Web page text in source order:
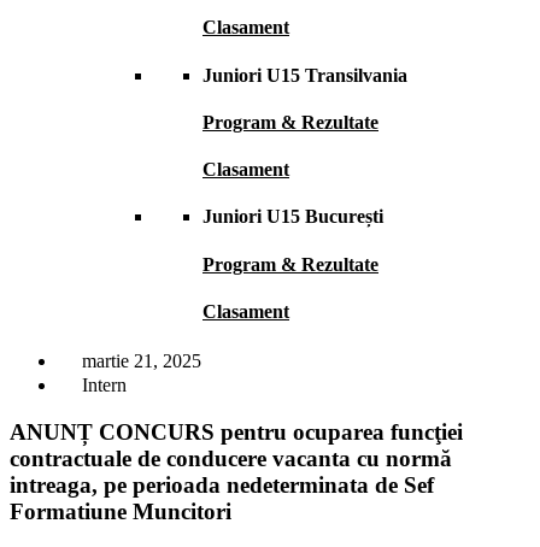
Clasament
Juniori U15 Transilvania
Program & Rezultate
Clasament
Juniori U15 București
Program & Rezultate
Clasament
martie 21, 2025
Intern
ANUNȚ CONCURS pentru ocuparea funcţiei
contractuale de conducere vacanta cu normă
intreaga, pe perioada nedeterminata de Sef
Formatiune Muncitori